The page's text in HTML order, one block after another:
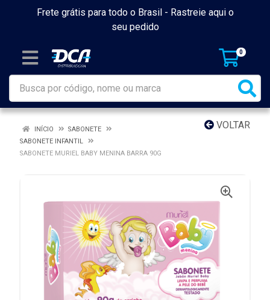
Frete grátis para todo o Brasil - Rastreie aqui o
seu pedido
0
VOLTAR
INÍCIO
SABONETE
SABONETE INFANTIL
SABONETE MURIEL BABY MENINA BARRA 90G